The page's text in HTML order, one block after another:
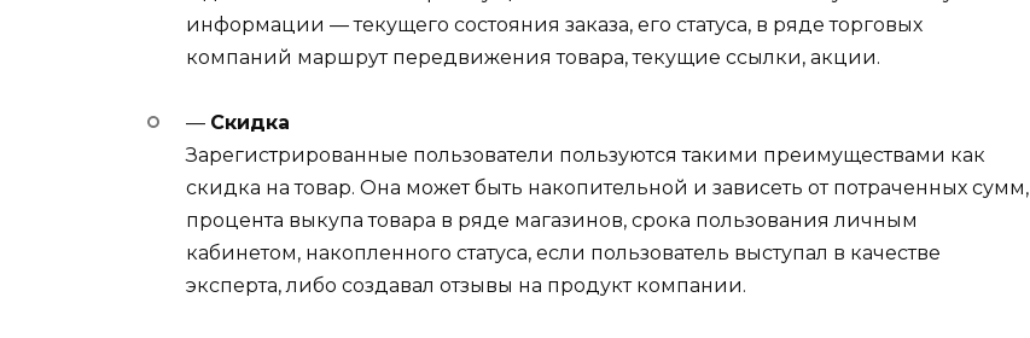
информации — текущего состояния заказа, его статуса, в ряде торговых
компаний маршрут передвижения товара, текущие ссылки, акции.
— Скидка
Зарегистрированные пользователи пользуются такими преимуществами как
скидка на товар. Она может быть накопительной и зависеть от потраченных сумм,
процента выкупа товара в ряде магазинов, срока пользования личным
кабинетом, накопленного статуса, если пользователь выступал в качестве
эксперта, либо создавал отзывы на продукт компании.